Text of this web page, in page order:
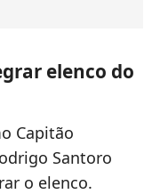
elenco do
Capitão
Santoro
o elenco.